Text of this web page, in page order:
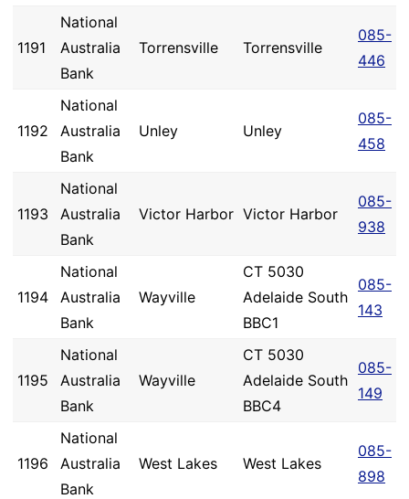
1191
National
Australia
Bank
Torrensville Torrensville
085-
446
1192
National
Australia
Bank
Unley Unley
085-
458
1193
National
Australia
Bank
Victor Harbor Victor Harbor
085-
938
1194
National
Australia
Bank
Wayville
CT 5030
Adelaide South
BBC1
085-
143
1195
National
Australia
Bank
Wayville
CT 5030
Adelaide South
BBC4
085-
149
1196
National
Australia
Bank
West Lakes West Lakes
085-
898